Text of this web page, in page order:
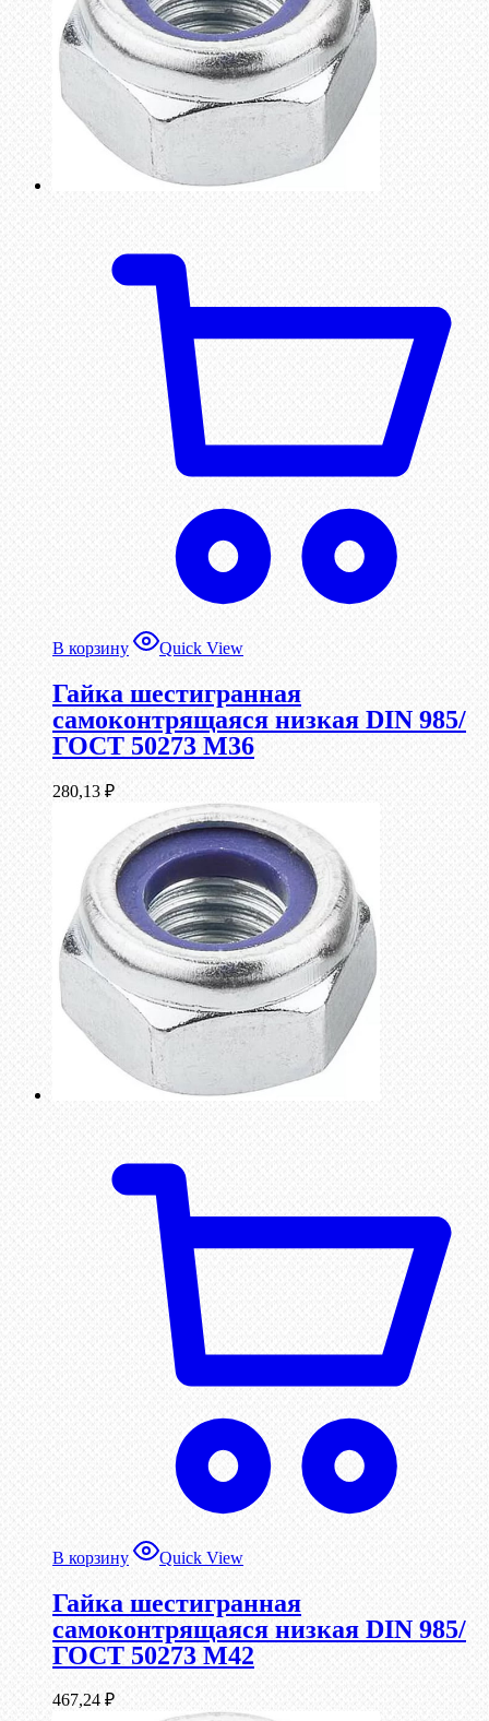
В корзину Quick View
Гайка шестигранная
самоконтрящаяся низкая DIN 985/
ГОСТ 50273 М36
280,13 ₽
В корзину Quick View
Гайка шестигранная
самоконтрящаяся низкая DIN 985/
ГОСТ 50273 М42
467,24 ₽